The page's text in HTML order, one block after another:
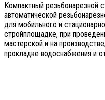
Компактный резьбонарезной
автоматической
для мобильного и
стройплощадке, при
мастерской и на
прокладке водоснабжения и